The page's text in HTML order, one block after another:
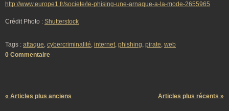
http://www.europe1.fr/societe/le-phising-une-arnaque-a-la-mode-2655965
Crédit Photo : Shutterstock
Tags : attaque, cybercriminalité, internet, phishing, pirate, web
0 Commentaire
« Articles plus anciens Articles plus récents »